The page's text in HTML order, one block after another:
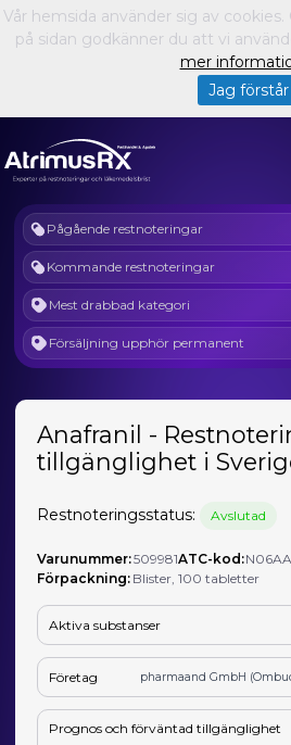
Pågående restnoteringar
Kommande restnoteringar
Mest drabbad kategori
Försäljning upphör permanent
Anafranil -
tillgänglighet i
Restnoteringsstatus: Avslutad
Varunummer:509981ATC-kod:
Förpackning: Blister, 100 tabletter
Aktiva substanser
Företag pharmaand GmbH
Prognos och förväntad tillgänglighet
Vår hemsida använder sig av
på sidan godkänner du att vi
mer
Jag förstår